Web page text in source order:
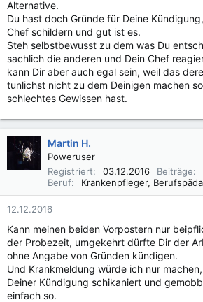
:
Alternative.
Du hast doch Gründe für Deine
Chef schildern und gut ist es.
Steh selbstbewusst zu dem was Du
sachlich die anderen und Dein Chef
kann Dir aber auch egal sein, weil das
tunlichst nicht zu dem Deinigen machen
schlechtes Gewissen hast.
Martin H.
Poweruser
Registriert
03.12.2016 Beiträge
Beruf
12.12.2016
Kann meinen beiden Vorpostern nur
der Probezeit, umgekehrt dürfte Dir der
ohne Angabe von Gründen kündigen.
Und Krankmeldung würde ich nur
Deiner Kündigung schikaniert und
einfach so.